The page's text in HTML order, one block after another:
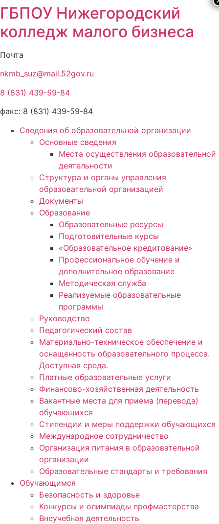
ГБПОУ Нижегородский
колледж малого бизнеса
Почта
nkmb_suz@mail.52gov.ru
8 (831) 439-59-84
факс: 8 (831) 439-59-84
Сведения об образовательной организации
Основные сведения
Места осуществления образовательной
деятельности
Структура и органы управления
образовательной организацией
Документы
Образование
Образовательные ресурсы
Подготовительные курсы
«Образовательное кредитование»
Профессиональное обучение и
дополнительное образование
Методическая служба
Реализуемые образовательные
программы
Руководство
Педагогический состав
Материально-техническое обеспечение и
оснащенность образовательного процесса.
Доступная среда.
Платные образовательные услуги
Финансово-хозяйственная деятельность
Вакантные места для приема (перевода)
обучающихся
Стипендии и меры поддержки обучающихся
Международное сотрудничество
Организация питания в образовательной
организации
Образовательные стандарты и требования
Обучающимся
Безопасность и здоровье
Конкурсы и олимпиады профмастерства
Внеучебная деятельность